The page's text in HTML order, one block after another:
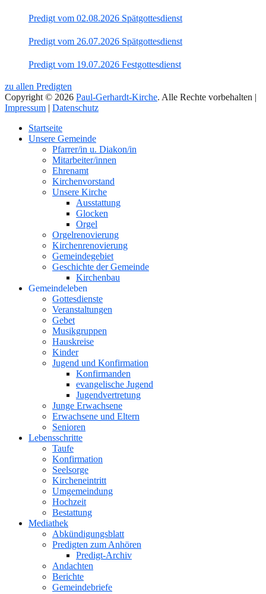
Predigt vom 02.08.2026 Spätgottesdienst
Predigt vom 26.07.2026 Spätgottesdienst
Predigt vom 19.07.2026 Festgottesdienst
zu allen Predigten
Copyright © 2026 Paul-Gerhardt-Kirche. Alle Rechte vorbehalten |
Impressum | Datenschutz
oben
Startseite
Unsere Gemeinde
Pfarrer/in u. Diakon/in
Mitarbeiter/innen
Ehrenamt
Kirchenvorstand
Unsere Kirche
Ausstattung
Glocken
Orgel
Orgelrenovierung
Kirchenrenovierung
Gemeindegebiet
Geschichte der Gemeinde
Kirchenbau
Gemeindeleben
Gottesdienste
Veranstaltungen
Gebet
Musikgruppen
Hauskreise
Kinder
Jugend und Konfirmation
Konfirmanden
evangelische Jugend
Jugendvertretung
Junge Erwachsene
Erwachsene und Eltern
Senioren
Lebensschritte
Taufe
Konfirmation
Seelsorge
Kircheneintritt
Umgemeindung
Hochzeit
Bestattung
Mediathek
Abkündigungsblatt
Predigten zum Anhören
Predigt-Archiv
Andachten
Berichte
Gemeindebriefe